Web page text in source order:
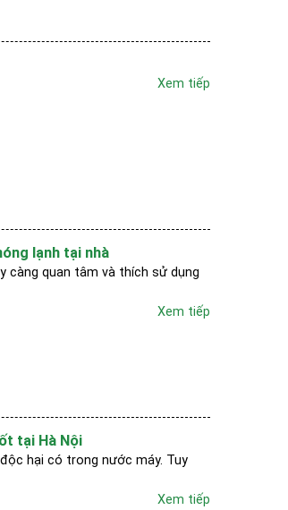
Xem tiếp
lạnh tại nhà
càng quan tâm và thích sử dụng
Xem tiếp
tại Hà Nội
hại có trong nước máy. Tuy
Xem tiếp